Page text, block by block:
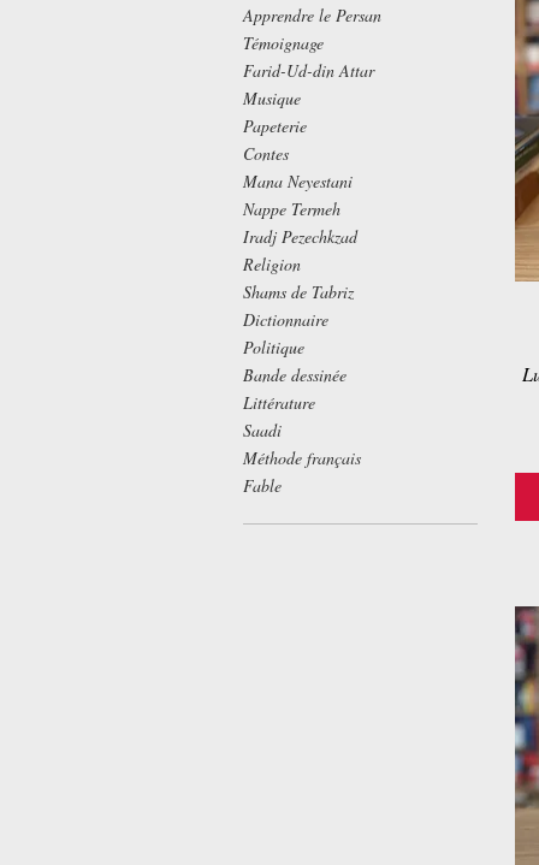
Apprendre le Persan
Témoignage
Farid-Ud-din Attar
Musique
Papeterie
Contes
Mana Neyestani
Nappe Termeh
Iradj Pezechkzad
Religion
Shams de Tabriz
Dictionnaire
Politique
Bande dessinée
Littérature
Saadi
Méthode français
Fable